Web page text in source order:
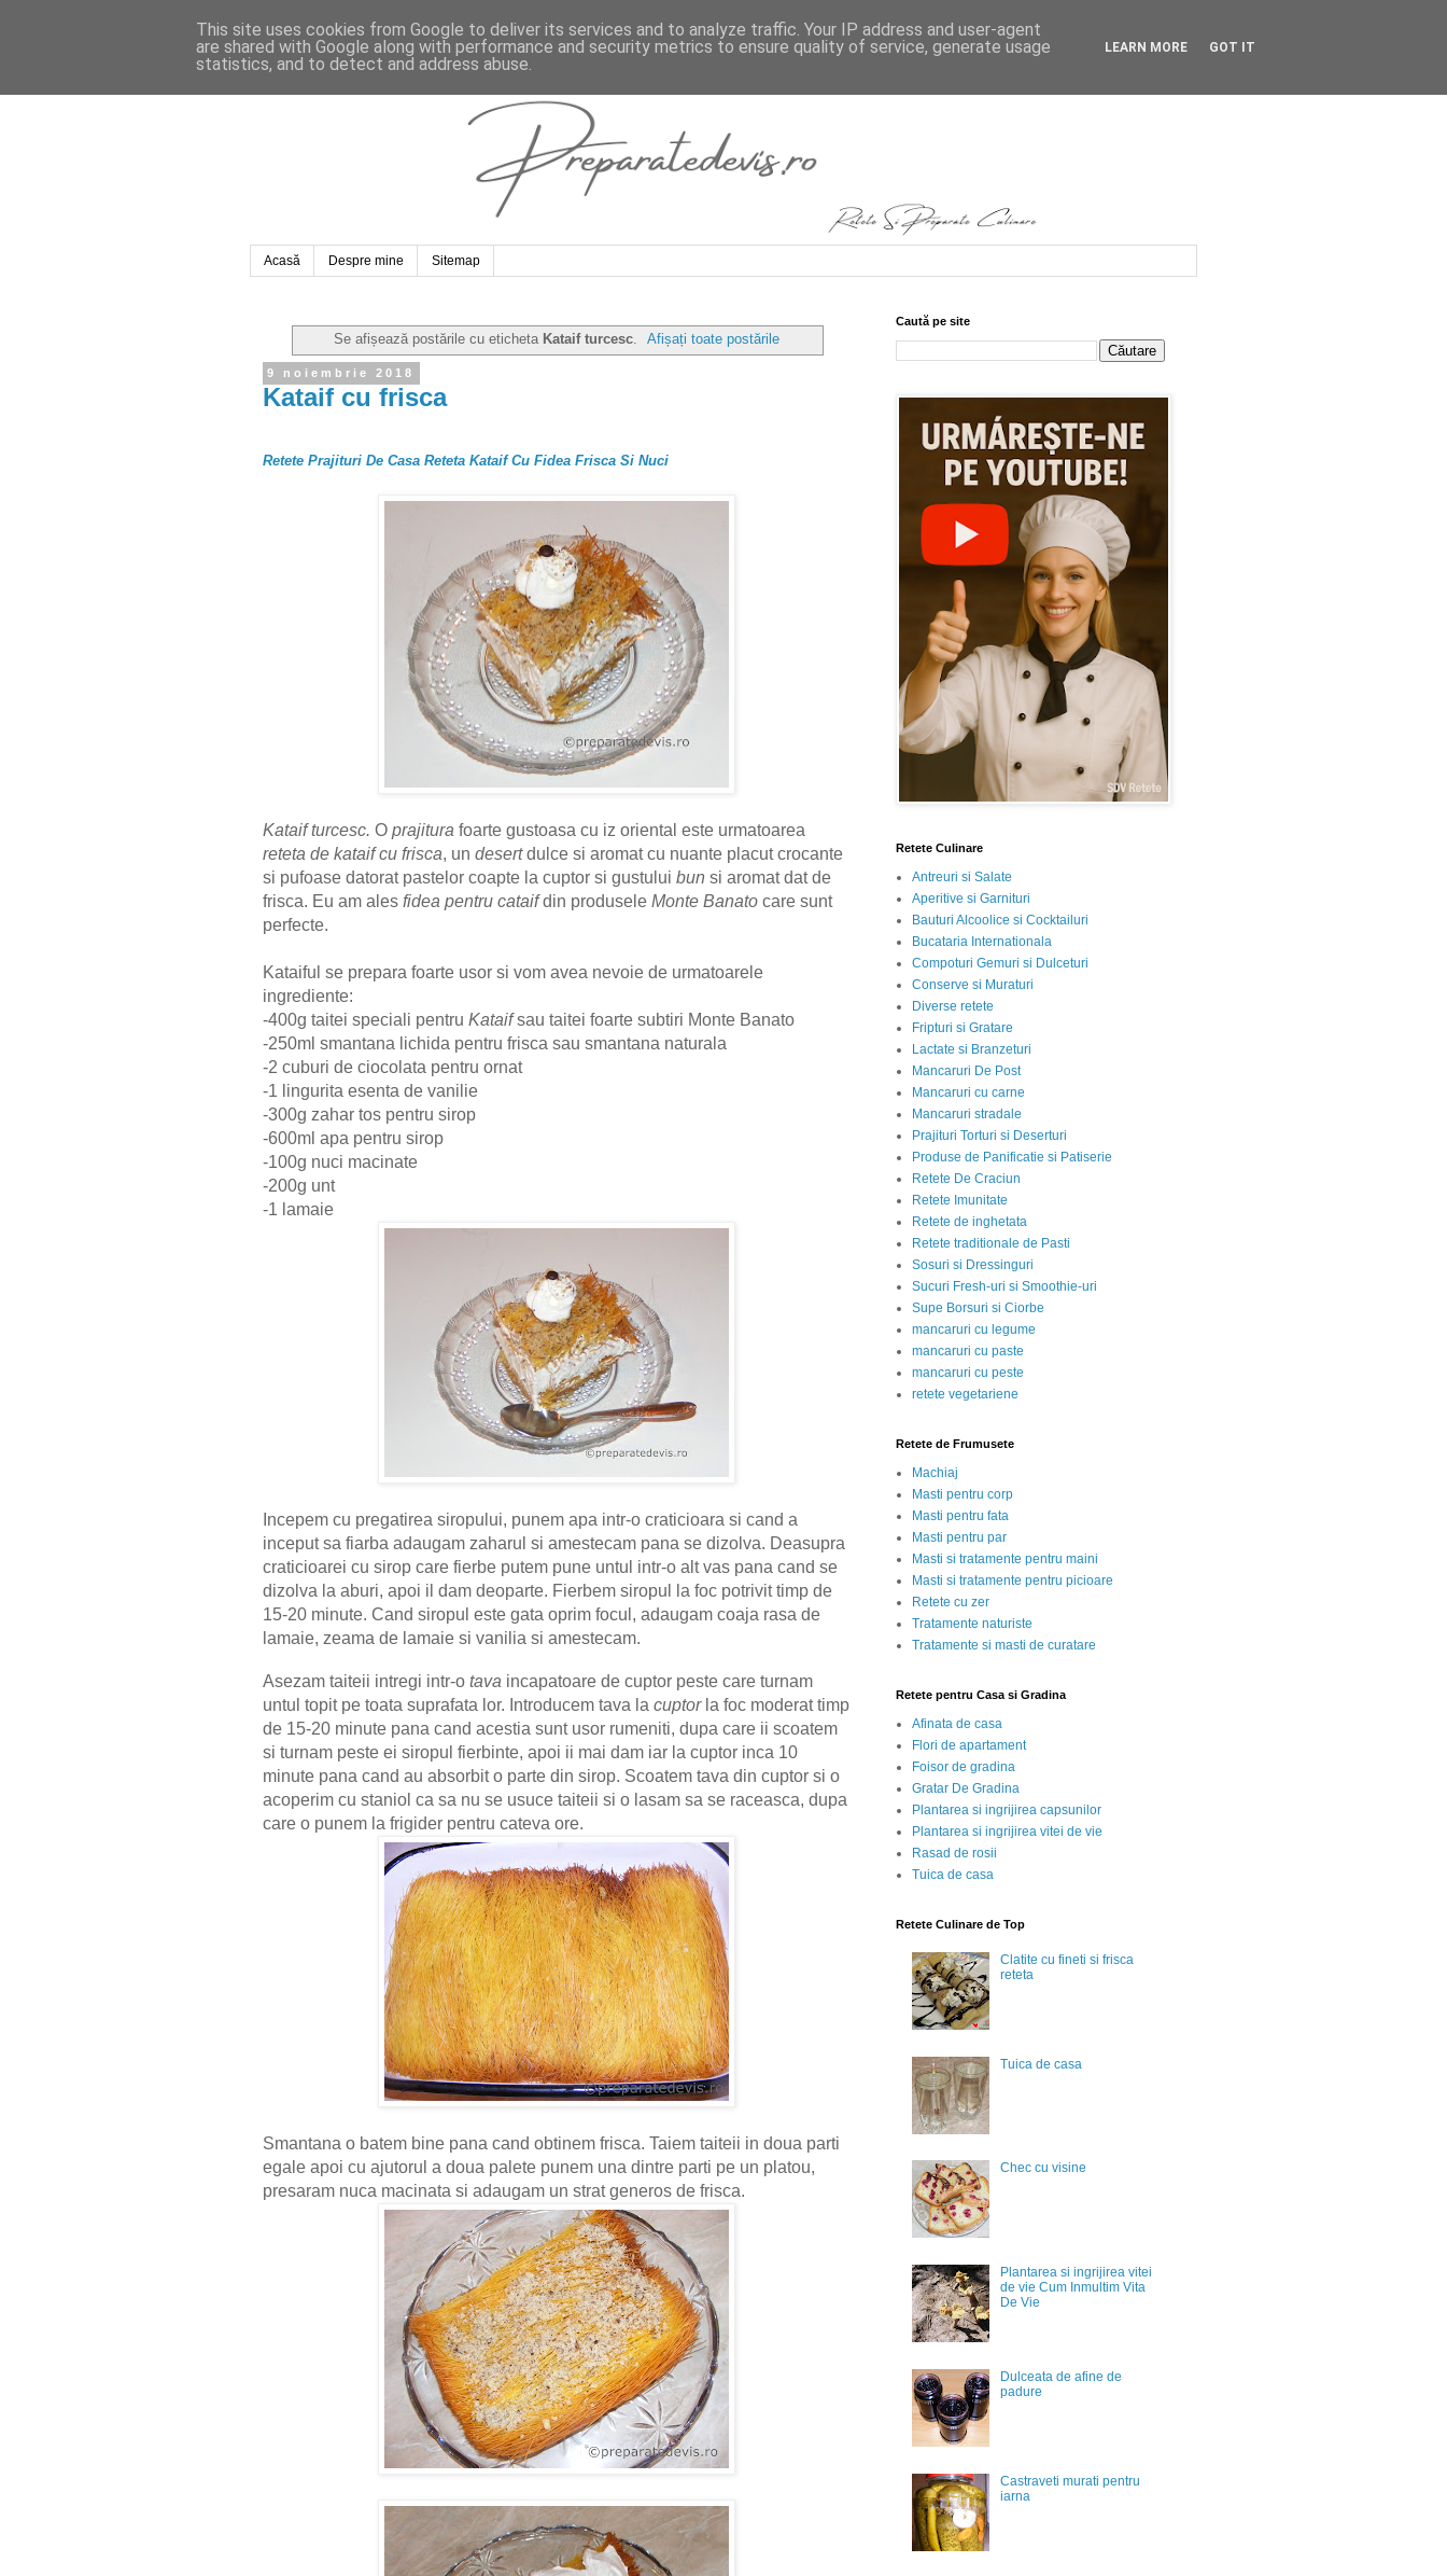
Acasă Despre mine Sitemap
Se afișează postările cu eticheta Kataif turcesc. Afișați toate postările
9 noiembrie 2018
Kataif cu frisca
Retete Prajituri De Casa Reteta Kataif Cu Fidea Frisca Si Nuci
Kataif turcesc. O prajitura foarte gustoasa cu iz oriental este urmatoarea
reteta de kataif cu frisca, un desertdulce si aromat cu nuante placut crocante
si pufoase datorat pastelor coapte la cuptor si gustului bun si aromat dat de
frisca. Eu am ales fidea pentru cataifdin produsele Monte Banato care sunt
perfecte.
Kataiful se prepara foarte usor si vom avea nevoie de urmatoarele
ingrediente:
-400g taitei speciali pentru Kataifsau taitei foarte subtiri Monte Banato
-250ml smantana lichida pentru frisca sau smantana naturala
-2 cuburi de ciocolata pentru ornat
-1 lingurita esenta de vanilie
-300g zahar tos pentru sirop
-600ml apa pentru sirop
-100g nuci macinate
-200g unt
-1 lamaie
Incepem cu pregatirea siropului, punem apa intr-o craticioara si cand a
inceput sa fiarba adaugam zaharul si amestecam pana se dizolva. Deasupra
craticioarei cu sirop care fierbe putem pune untul intr-o alt vas pana cand se
dizolva la aburi, apoi il dam deoparte. Fierbem siropul la foc potrivit timp de
15-20 minute. Cand siropul este gata oprim focul, adaugam coaja rasa de
lamaie, zeama de lamaie si vanilia si amestecam.
Asezam taiteii intregi intr-o tava incapatoare de cuptor peste care turnam
untul topit pe toata suprafata lor. Introducem tava la cuptorla foc moderat timp
de 15-20 minute pana cand acestia sunt usor rumeniti, dupa care ii scoatem
si turnam peste ei siropul fierbinte, apoi ii mai dam iar la cuptor inca 10
minute pana cand au absorbit o parte din sirop. Scoatem tava din cuptor si o
acoperim cu staniol ca sa nu se usuce taiteii si o lasam sa se raceasca, dupa
care o punem la frigider pentru cateva ore.
Smantana o batem bine pana cand obtinem frisca. Taiem taiteii in doua parti
egale apoi cu ajutorul a doua palete punem una dintre parti pe un platou,
presaram nuca macinata si adaugam un strat generos de frisca.
Caută pe site
Retete Culinare
Antreuri si Salate
Aperitive si Garnituri
Bauturi Alcoolice si Cocktailuri
Bucataria Internationala
Compoturi Gemuri si Dulceturi
Conserve si Muraturi
Diverse retete
Fripturi si Gratare
Lactate si Branzeturi
Mancaruri De Post
Mancaruri cu carne
Mancaruri stradale
Prajituri Torturi si Deserturi
Produse de Panificatie si Patiserie
Retete De Craciun
Retete Imunitate
Retete de inghetata
Retete traditionale de Pasti
Sosuri si Dressinguri
Sucuri Fresh-uri si Smoothie-uri
Supe Borsuri si Ciorbe
mancaruri cu legume
mancaruri cu paste
mancaruri cu peste
retete vegetariene
Retete de Frumusete
Machiaj
Masti pentru corp
Masti pentru fata
Masti pentru par
Masti si tratamente pentru maini
Masti si tratamente pentru picioare
Retete cu zer
Tratamente naturiste
Tratamente si masti de curatare
Retete pentru Casa si Gradina
Afinata de casa
Flori de apartament
Foisor de gradina
Gratar De Gradina
Plantarea si ingrijirea capsunilor
Plantarea si ingrijirea vitei de vie
Rasad de rosii
Tuica de casa
Retete Culinare de Top
Clatite cu fineti si frisca
reteta
Tuica de casa
Chec cu visine
Plantarea si ingrijirea vitei
de vie Cum Inmultim Vita
De Vie
Dulceata de afine de
padure
Castraveti murati pentru
iarna
This site uses cookies from Google to deliver its services and to analyze traffic. Your IP address and user-agent
are shared with Google along with performance and security metrics to ensure quality of service, generate usage
statistics, and to detect and address abuse.
LEARN MORE GOT IT